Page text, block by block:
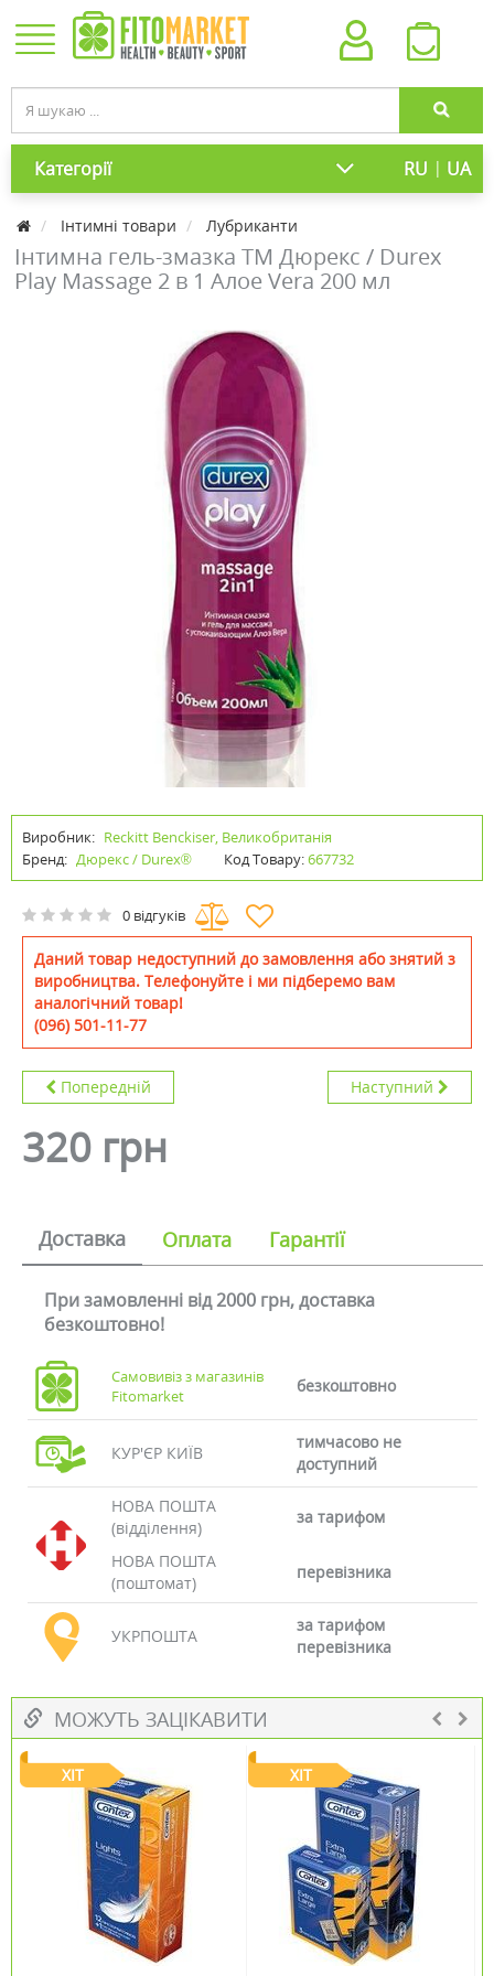
Категорії RU | UA
Інтимні товари Лубриканти
Інтимна гель-змазка ТМ Дюрекс / Durex
Play Massage 2 в 1 Алое Vera 200 мл
Виробник: Reckitt Benckiser, Великобританія
Бренд: Дюрекс / Durex® Код Товару:667732
0 відгуків
Даний товар недоступний до замовлення або знятий з
виробництва. Телефонуйте і ми підберемо вам
аналогічний товар!
(096) 501-11-77
Попередній Наступний
320 грн
Доставка Оплата Гарантії
При замовленні від 2000 грн, доставка
безкоштовно!
Самовивіз з магазинів
Fitomarket
безкоштовно
КУР'ЄР КИЇВ
тимчасово не
доступний
НОВА ПОШТА
(відділення)
за тарифом
НОВА ПОШТА
(поштомат)
перевізника
УКРПОШТА
за тарифом
перевізника
МОЖУТЬ ЗАЦІКАВИТИ
ХІТ ХІТ